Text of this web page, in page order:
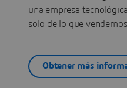
una empresa
solo de lo que
Obtener más